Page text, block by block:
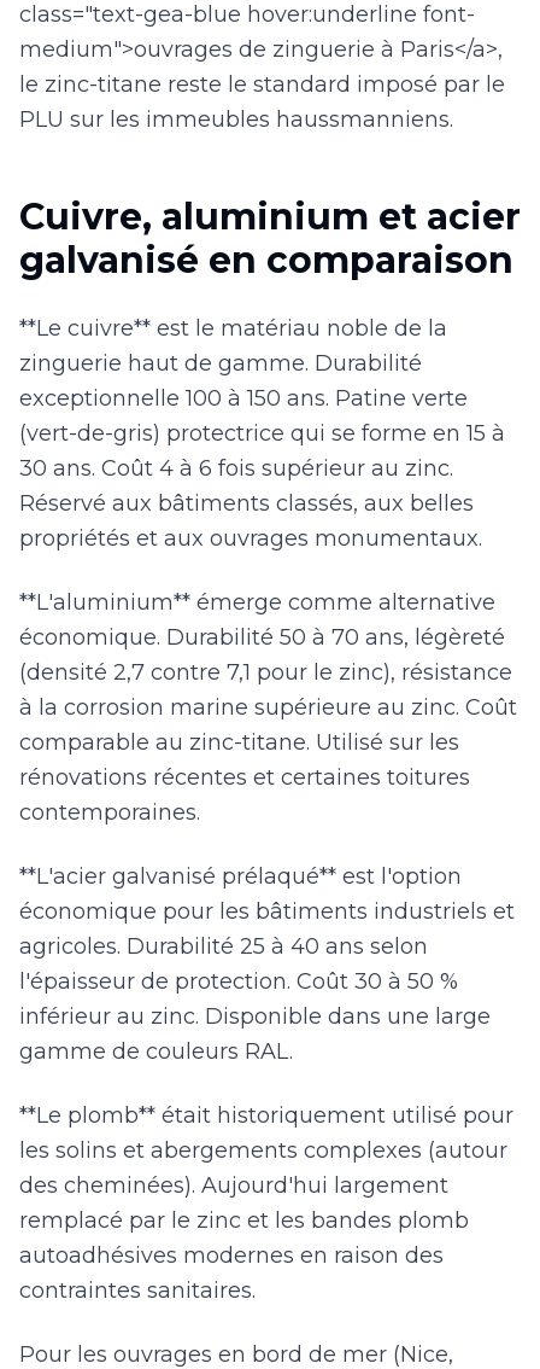
class="text-gea-blue hover:underline font-
medium">ouvrages de zinguerie à Paris</a>,
le zinc-titane reste le standard imposé par le
PLU sur les immeubles haussmanniens.
Cuivre, aluminium et acier
galvanisé en comparaison
**Le cuivre** est le matériau noble de la
zinguerie haut de gamme. Durabilité
exceptionnelle 100 à 150 ans. Patine verte
(vert-de-gris) protectrice qui se forme en 15 à
30 ans. Coût 4 à 6 fois supérieur au zinc.
Réservé aux bâtiments classés, aux belles
propriétés et aux ouvrages monumentaux.
**L'aluminium** émerge comme alternative
économique. Durabilité 50 à 70 ans, légèreté
(densité 2,7 contre 7,1 pour le zinc), résistance
à la corrosion marine supérieure au zinc. Coût
comparable au zinc-titane. Utilisé sur les
rénovations récentes et certaines toitures
contemporaines.
**L'acier galvanisé prélaqué** est l'option
économique pour les bâtiments industriels et
agricoles. Durabilité 25 à 40 ans selon
l'épaisseur de protection. Coût 30 à 50 %
inférieur au zinc. Disponible dans une large
gamme de couleurs RAL.
**Le plomb** était historiquement utilisé pour
les solins et abergements complexes (autour
des cheminées). Aujourd'hui largement
remplacé par le zinc et les bandes plomb
autoadhésives modernes en raison des
contraintes sanitaires.
Pour les ouvrages en bord de mer (Nice,